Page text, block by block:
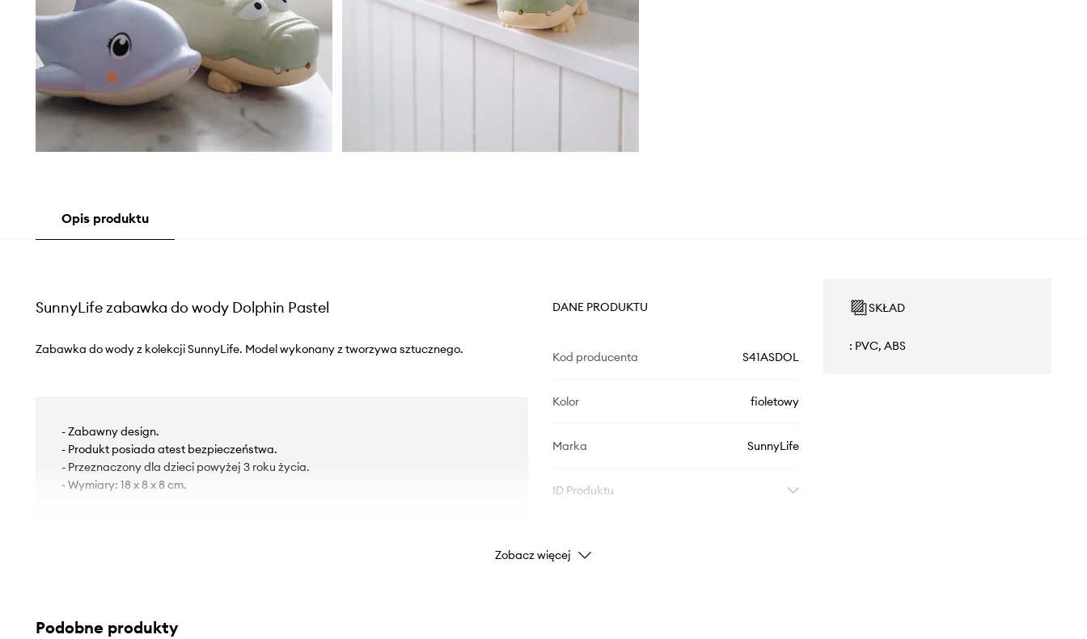
Opis produktu
SunnyLife zabawka do wody Dolphin Pastel
Zabawka do wody z kolekcji SunnyLife. Model wykonany z tworzywa sztucznego.
- Zabawny design.
- Produkt posiada atest bezpieczeństwa.
- Przeznaczony dla dzieci powyżej 3 roku życia.
- Wymiary: 18 x 8 x 8 cm.
DANE PRODUKTU
Kod producenta S41ASDOL
Kolor fioletowy
Marka SunnyLife
ID Produktu
SKŁAD
: PVC, ABS
Zobacz więcej
Podobne produkty